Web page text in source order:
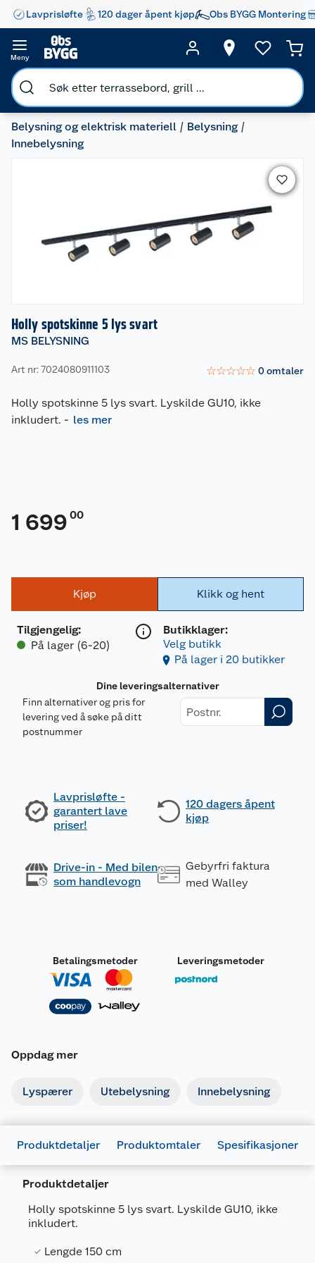
Lavprisløfte 120 dager åpent kjøp Obs BYGG Montering
Meny
Belysning og elektrisk materiell
Belysning
Innebelysning
Holly spotskinne 5 lys svart
MS BELYSNING
Art nr: 7024080911103 ☆☆☆☆☆ 0omtaler
Holly spotskinne 5 lys svart. Lyskilde GU10, ikke
inkludert. - les mer
1 699 00
Kjøp
Tilgjengelig:
På lager (6-20)
Klikk og hent
Butikklager:
Velg butikk
På lager i 20 butikker
Dine leveringsalternativer
Finn alternativer og pris for
levering ved å søke på ditt
postnummer
Lavprisløfte -
garantert lave
priser!
120 dagers åpent
kjøp
Drive-in - Med bilen
som handlevogn
Gebyrfri faktura
med Walley
Betalingsmetoder Leveringsmetoder
Oppdag mer
Lyspærer Utebelysning Innebelysning
Produktdetaljer Produktomtaler Spesifikasjoner
Produktdetaljer
Holly spotskinne 5 lys svart. Lyskilde GU10, ikke
inkludert.
Lengde 150 cm
Generelt
Artikkelnummer
7024080911103